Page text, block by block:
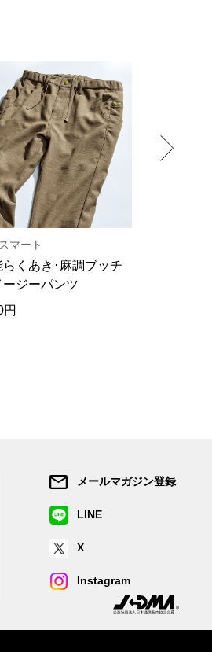
マート
らくあき･麻調ブッチ
ージーパンツ
円
メールマガジン登録
LINE
X
Instagram